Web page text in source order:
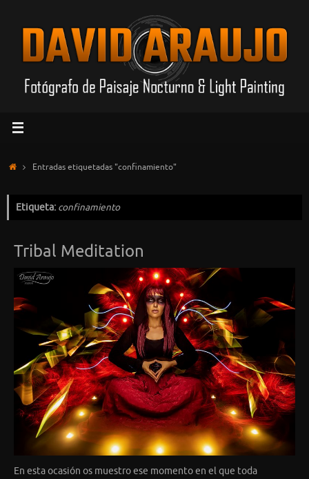
contenido
InicioEntradas etiquetadas "confinamiento"
Etiqueta: confinamiento
Tribal Meditation
En esta ocasión os muestro ese momento en el que toda